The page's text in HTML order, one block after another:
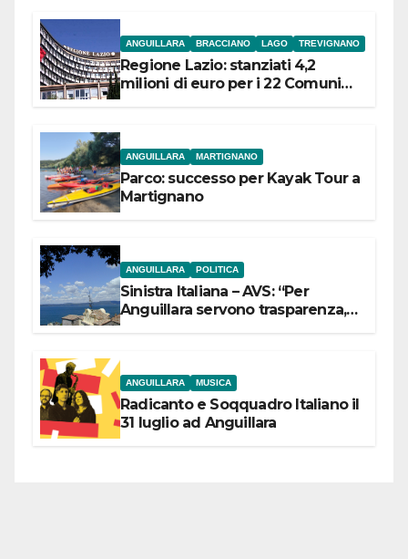
ANGUILLARA BRACCIANO LAGO TREVIGNANO
Regione Lazio: stanziati 4,2
milioni di euro per i 22 Comuni
ANGUILLARA MARTIGNANO
Parco: successo per Kayak Tour a
Martignano
ANGUILLARA POLITICA
Sinistra Italiana – AVS: “Per
Anguillara servono trasparenza,
ANGUILLARA MUSICA
Radicanto e Soqquadro Italiano il
31 luglio ad Anguillara